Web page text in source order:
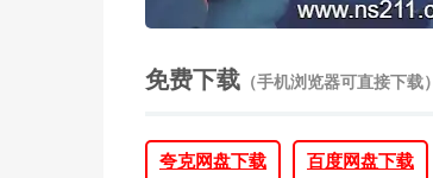
免费下载 （手机浏览器可直接下载）
夸克网盘下载 百度网盘下载